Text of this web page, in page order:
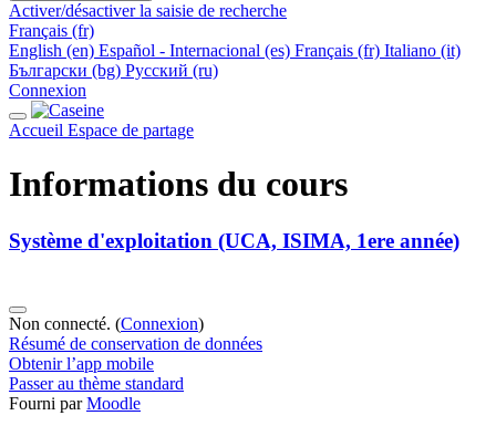
Activer/désactiver la saisie de recherche
Français ‎(fr)‎
English ‎(en)‎ Español - Internacional ‎(es)‎ Français ‎(fr)‎ Italiano ‎(it)‎
Български ‎(bg)‎ Русский ‎(ru)‎
Connexion
Accueil Espace de partage
Informations du cours
Système d'exploitation (UCA, ISIMA, 1ere année)
Non connecté. (Connexion)
Résumé de conservation de données
Obtenir l’app mobile
Passer au thème standard
Fourni parMoodle